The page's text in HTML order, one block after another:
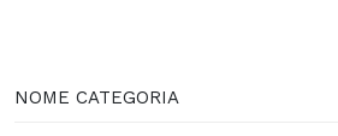
NOME CATEGORIA